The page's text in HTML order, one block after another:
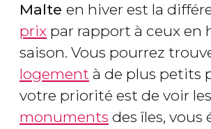
Malte en hiver est la
prix par rapport à ceux en
saison. Vous pourrez
logement à de plus petits
votre priorité est de voir les
monuments des îles, vous